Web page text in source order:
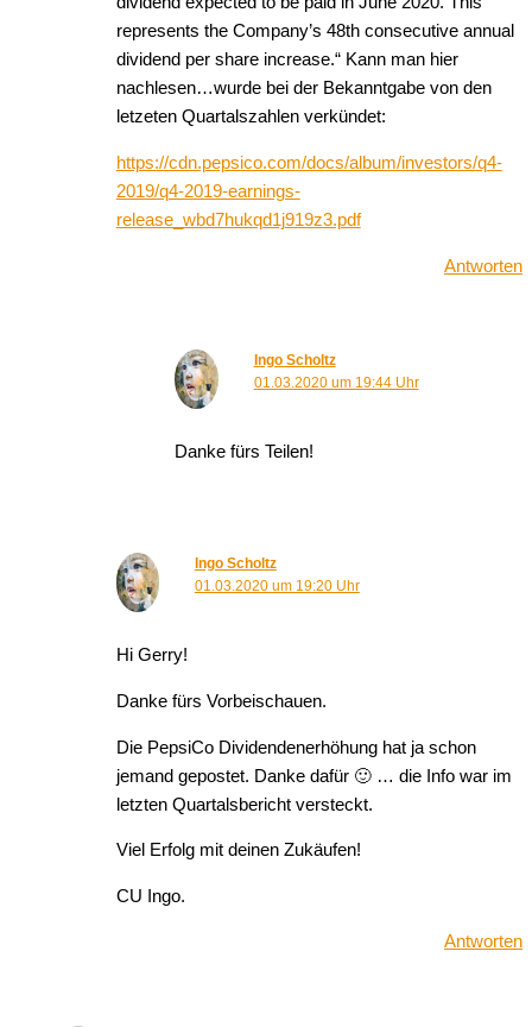
represents the Company’s 48th consecutive annual
dividend per share increase.“ Kann man hier
nachlesen…wurde bei der Bekanntgabe von den
letzeten Quartalszahlen verkündet:
https://cdn.pepsico.com/docs/album/investors/q4-
2019/q4-2019-earnings-
release_wbd7hukqd1j919z3.pdf
Antworten
Ingo Scholtz
01.03.2020 um 19:44 Uhr
Danke fürs Teilen!
Ingo Scholtz
01.03.2020 um 19:20 Uhr
Hi Gerry!
Danke fürs Vorbeischauen.
Die PepsiCo Dividendenerhöhung hat ja schon
jemand gepostet. Danke dafür 🙂 … die Info war im
letzten Quartalsbericht versteckt.
Viel Erfolg mit deinen Zukäufen!
CU Ingo.
Antworten